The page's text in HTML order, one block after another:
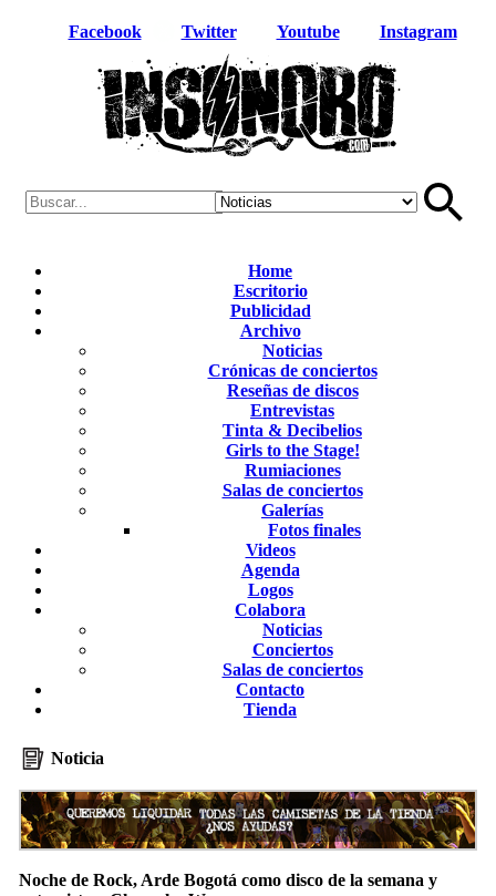
Facebook Twitter Youtube Instagram
Home
Escritorio
Publicidad
Archivo
Noticias
Crónicas de conciertos
Reseñas de discos
Entrevistas
Tinta & Decibelios
Girls to the Stage!
Rumiaciones
Salas de conciertos
Galerías
Fotos finales
Videos
Agenda
Logos
Colabora
Noticias
Conciertos
Salas de conciertos
Contacto
Tienda
Noticia
Noche de Rock, Arde Bogotá como disco de la semana y